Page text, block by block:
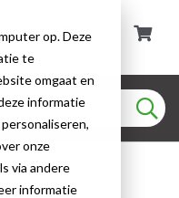
op. Deze
te
omgaat en
informatie
onze
via andere
informatie